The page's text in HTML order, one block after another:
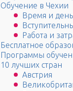
Обучение в Чехии
Время и
Работа и
Бесплатное
Программы
10 лучших стран
Австрия